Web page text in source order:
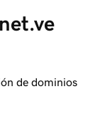
de dominios